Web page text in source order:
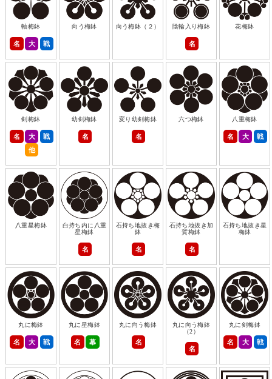
軸梅鉢
名 大 戦
向う梅鉢 向う梅鉢（２） 陰輪入り梅鉢
名
花梅鉢
剣梅鉢
名 大
戦
他
幼剣梅鉢
名
変り幼剣梅鉢
名
六つ梅鉢 八重梅鉢
名 大 戦
八重星梅鉢
白持ち内に八重
星梅鉢
名
石持ち地抜き梅
鉢
名
石持ち地抜き加
賀梅鉢
名
石持ち地抜き星
梅鉢
丸に梅鉢
名 大 戦
丸に星梅鉢
名 幕
丸に向う梅鉢
名
丸に向う梅鉢
（2）
名
丸に剣梅鉢
名 大 戦